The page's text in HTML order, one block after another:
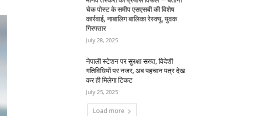
चेक पोस्ट के समीप एसएसबी की विशेष
कार्रवाई, नाबालिग बालिका रेस्क्यू, युवक
गिरफ्तार
July 28, 2025
नेपाली स्टेशन पर सुरक्षा सख्त, विदेशी
गतिविधियों पर नजर, अब पहचान पत्र देख
कर ही मिलेगा टिकट
July 25, 2025
Load more